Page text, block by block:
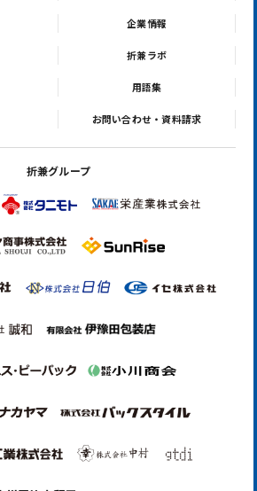
企業情報
折兼ラボ
用語集
お問い合わせ・資料請求
折兼グループ